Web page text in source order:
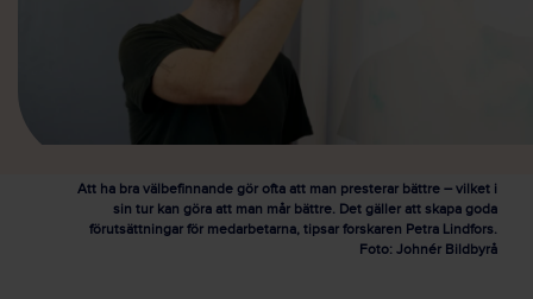
Att ha bra välbefinnande gör ofta att man presterar bättre – vilket i
sin tur kan göra att man mår bättre. Det gäller att skapa goda
förutsättningar för medarbetarna, tipsar forskaren Petra Lindfors.
Foto: Johnér Bildbyrå